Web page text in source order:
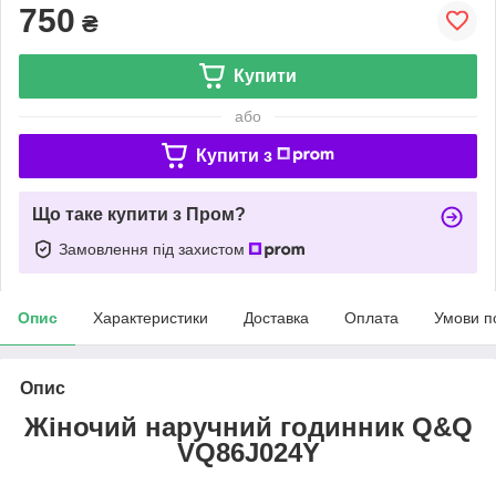
750 ₴
Купити
або
Купити з
Що таке купити з Пром?
Замовлення під захистом
Опис Характеристики Доставка Оплата Умови
Опис
Жіночий наручний годинник Q&Q
VQ86J024Y